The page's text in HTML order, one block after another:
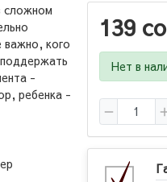
139
Нет в
сложном
важно, кого
-
ребенка -